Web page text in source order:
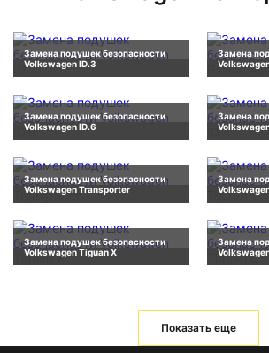
Замена подушек безопасности
Volkswagen ID.3
Замена
Замена подушек безопасности
Volkswagen ID.6
Замена
Замена подушек безопасности
Volkswagen Transporter
Замена
Замена подушек безопасности
Volkswagen Tiguan X
Замена
Показать еще